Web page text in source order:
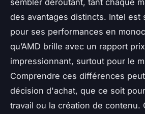
des avantages distincts. Intel est
pour ses performances en
qu’AMD brille avec un rapport
impressionnant, surtout pour le
Comprendre ces différences
décision d'achat, que ce soit
travail ou la création de contenu.